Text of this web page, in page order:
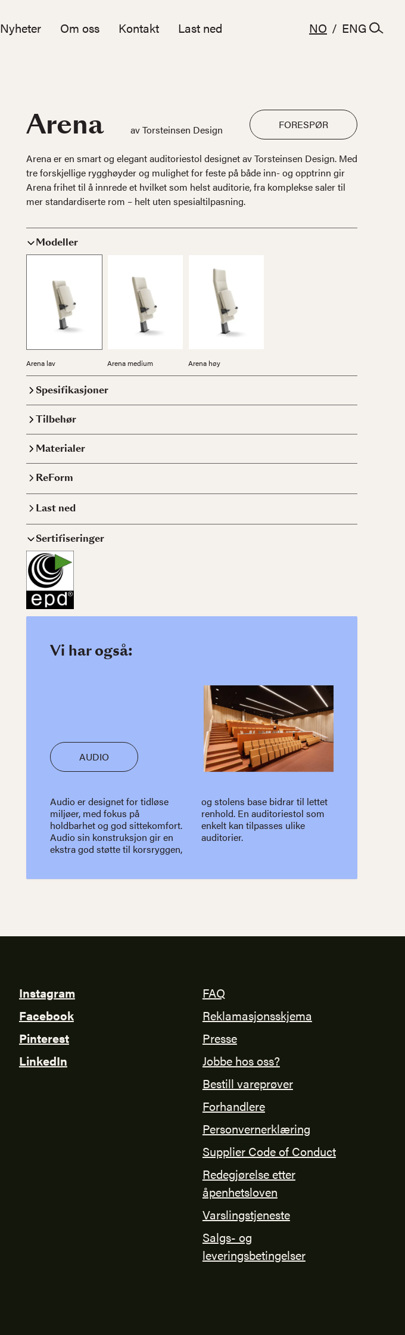
Nyheter Om oss Kontakt Last ned NO / ENG
Arena av Torsteinsen Design FORESPØR
Arena er en smart og elegant auditoriestol designet av Torsteinsen Design. Med
tre forskjellige rygghøyder og mulighet for feste på både inn- og opptrinn gir
Arena frihet til å innrede et hvilket som helst auditorie, fra komplekse saler til
mer standardiserte rom – helt uten spesialtilpasning.
Modeller
Arena lav Arena medium Arena høy
Spesifikasjoner
Tilbehør
Materialer
ReForm
Last ned
Sertifiseringer
Vi har også:
AUDIO
Audio er designet for tidløse
miljøer, med fokus på
holdbarhet og god sittekomfort.
Audio sin konstruksjon gir en
ekstra god støtte til korsryggen,
og stolens base bidrar til lettet
renhold. En auditoriestol som
enkelt kan tilpasses ulike
auditorier.
Instagram
Facebook
Pinterest
LinkedIn
FAQ
Reklamasjonsskjema
Presse
Jobbe hos oss?
Bestill vareprøver
Forhandlere
Personvernerklæring
Supplier Code of Conduct
Redegjørelse etter
åpenhetsloven
Varslingstjeneste
Salgs- og
leveringsbetingelser